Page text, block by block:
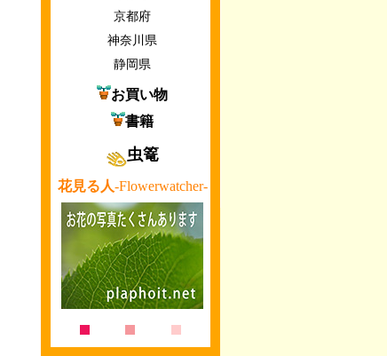
京都府
神奈川県
静岡県
お買い物
書籍
虫篭
花見る人-Flowerwatcher-